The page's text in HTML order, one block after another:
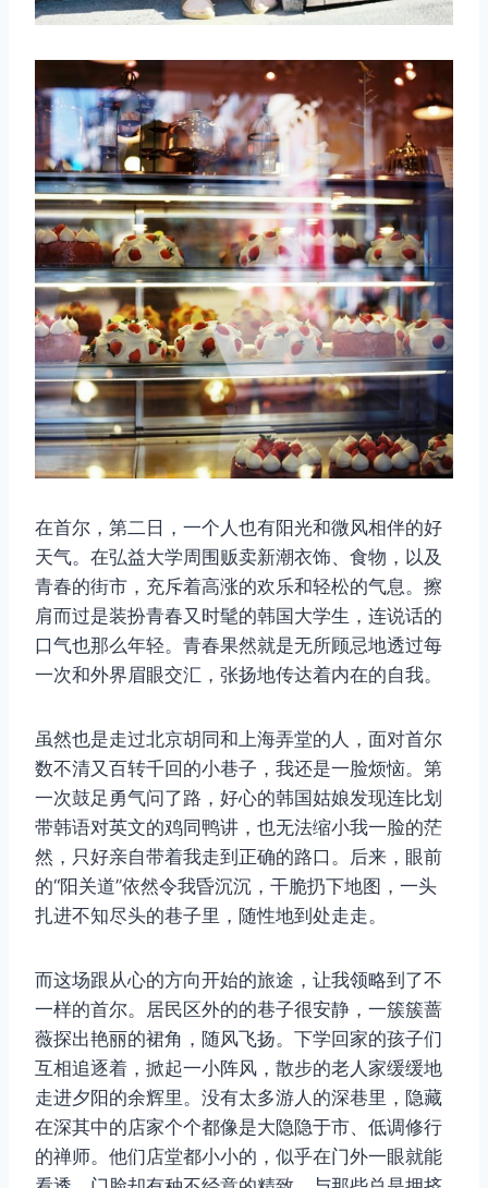
在首尔，第二日，一个人也有阳光和微风相伴的好
天气。在弘益大学周围贩卖新潮衣饰、食物，以及
青春的街市，充斥着高涨的欢乐和轻松的气息。擦
肩而过是装扮青春又时髦的韩国大学生，连说话的
口气也那么年轻。青春果然就是无所顾忌地透过每
一次和外界眉眼交汇，张扬地传达着内在的自我。
虽然也是走过北京胡同和上海弄堂的人，面对首尔
数不清又百转千回的小巷子，我还是一脸烦恼。第
一次鼓足勇气问了路，好心的韩国姑娘发现连比划
带韩语对英文的鸡同鸭讲，也无法缩小我一脸的茫
然，只好亲自带着我走到正确的路口。后来，眼前
的“阳关道”依然令我昏沉沉，干脆扔下地图，一头
扎进不知尽头的巷子里，随性地到处走走。
而这场跟从心的方向开始的旅途，让我领略到了不
一样的首尔。居民区外的的巷子很安静，一簇簇蔷
薇探出艳丽的裙角，随风飞扬。下学回家的孩子们
互相追逐着，掀起一小阵风，散步的老人家缓缓地
走进夕阳的余辉里。没有太多游人的深巷里，隐藏
在深其中的店家个个都像是大隐隐于市、低调修行
的禅师。他们店堂都小小的，似乎在门外一眼就能
取消 搜索